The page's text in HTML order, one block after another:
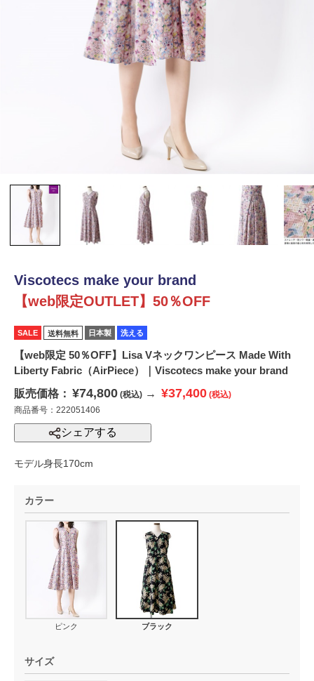
Viscotecs make your brand
【web限定OUTLET】50％OFF
SALE 送料無料 日本製 洗える
【web限定 50％OFF】Lisa Vネックワンピース Made With
Liberty Fabric（AirPiece）｜Viscotecs make your brand
販売価格： ¥74,800 (税込) → ¥37,400 (税込)
商品番号：222051406
シェアする
モデル身長170cm
カラー
ピンク ブラック
サイズ